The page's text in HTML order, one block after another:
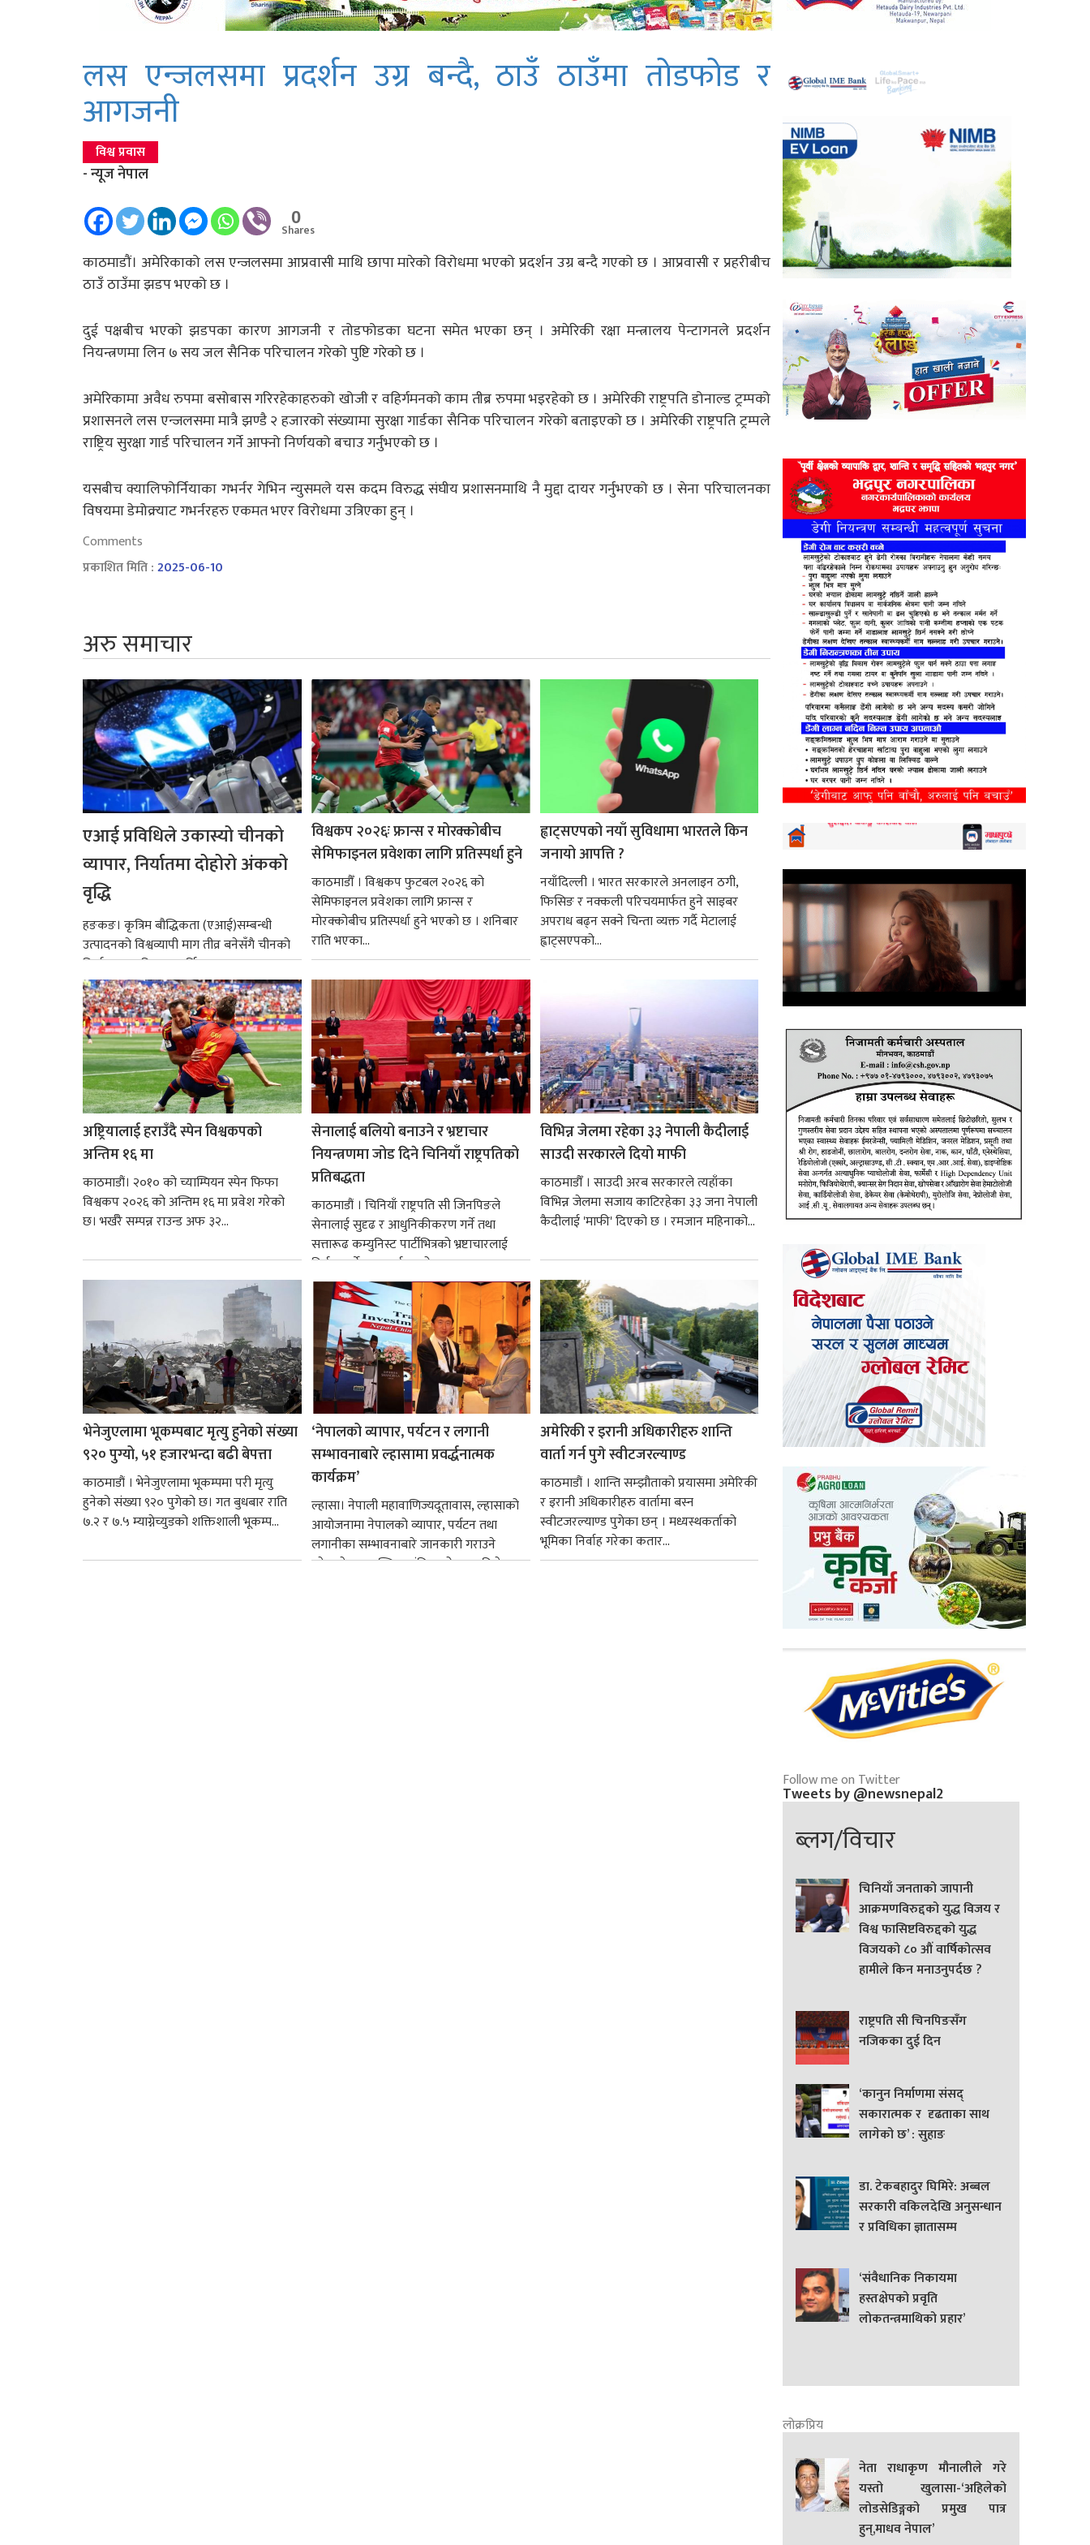
लस एन्जलसमा प्रदर्शन उग्र बन्दै, ठाउँ ठाउँमा तोडफोड र
आगजनी
विश्व प्रवास
- न्यूज नेपाल
0
Shares
काठमाडौं। अमेरिकाको लस एन्जलसमा आप्रवासी माथि छापा मारेको विरोधमा भएको प्रदर्शन उग्र बन्दै गएको छ । आप्रवासी र प्रहरीबीच
ठाउँ ठाउँमा झडप भएको छ ।
दुई पक्षबीच भएको झडपका कारण आगजनी र तोडफोडका घटना समेत भएका छन् । अमेरिकी रक्षा मन्त्रालय पेन्टागनले प्रदर्शन
नियन्त्रणमा लिन ७ सय जल सैनिक परिचालन गरेको पुष्टि गरेको छ ।
अमेरिकामा अवैध रुपमा बसोबास गरिरहेकाहरुको खोजी र वहिर्गमनको काम तीब्र रुपमा भइरहेको छ । अमेरिकी राष्ट्रपति डोनाल्ड ट्रम्पको
प्रशासनले लस एन्जलसमा मात्रै झण्डै २ हजारको संख्यामा सुरक्षा गार्डका सैनिक परिचालन गरेको बताइएको छ । अमेरिकी राष्ट्रपति ट्रम्पले
राष्ट्रिय सुरक्षा गार्ड परिचालन गर्ने आफ्नो निर्णयको बचाउ गर्नुभएको छ ।
यसबीच क्यालिफोर्नियाका गभर्नर गेभिन न्युसमले यस कदम विरुद्ध संघीय प्रशासनमाथि नै मुद्दा दायर गर्नुभएको छ । सेना परिचालनका
विषयमा डेमोक्र्याट गभर्नरहरु एकमत भएर विरोधमा उत्रिएका हुन् ।
Comments
प्रकाशित मिति :2025-06-10
अरु समाचार
एआई प्रविधिले उकास्यो चीनको
व्यापार, निर्यातमा दोहोरो अंकको
वृद्धि
हङकङ। कृत्रिम बौद्धिकता (एआई)सम्बन्धी
उत्पादनको विश्वव्यापी माग तीव्र बनेसँगै चीनको
निर्यात जुन महिनामा वार्षिक आधारमा २७
प्रतिशतले वृद्धि भएको छ...
विश्वकप २०२६ः फ्रान्स र मोरक्कोबीच
सेमिफाइनल प्रवेशका लागि प्रतिस्पर्धा हुने
काठमाडौँ । विश्वकप फुटबल २०२६ को
सेमिफाइनल प्रवेशका लागि फ्रान्स र
मोरक्कोबीच प्रतिस्पर्धा हुने भएको छ । शनिबार
राति भएका...
ह्वाट्सएपको नयाँ सुविधामा भारतले किन
जनायो आपत्ति ?
नयाँदिल्ली । भारत सरकारले अनलाइन ठगी,
फिसिङ र नक्कली परिचयमार्फत हुने साइबर
अपराध बढ्न सक्ने चिन्ता व्यक्त गर्दै मेटालाई
ह्वाट्सएपको...
अष्ट्रियालाई हराउँदै स्पेन विश्वकपको
अन्तिम १६ मा
काठमाडौं। २०१० को च्याम्पियन स्पेन फिफा
विश्वकप २०२६ को अन्तिम १६ मा प्रवेश गरेको
छ। भर्खरै सम्पन्न राउन्ड अफ ३२...
सेनालाई बलियो बनाउने र भ्रष्टाचार
नियन्त्रणमा जोड दिने चिनियाँ राष्ट्रपतिको
प्रतिबद्धता
काठमाडौं । चिनियाँ राष्ट्रपति सी जिनपिङले
सेनालाई सुदृढ र आधुनिकीकरण गर्ने तथा
सत्तारूढ कम्युनिस्ट पार्टीभित्रको भ्रष्टाचारलाई
निर्मूल पार्ने वाचा गर्नुभएको...
विभिन्न जेलमा रहेका ३३ नेपाली कैदीलाई
साउदी सरकारले दियो माफी
काठमाडौँ । साउदी अरब सरकारले त्यहाँका
विभिन्न जेलमा सजाय काटिरहेका ३३ जना नेपाली
कैदीलाई 'माफी' दिएको छ । रमजान महिनाको...
भेनेजुएलामा भूकम्पबाट मृत्यु हुनेको संख्या
९२० पुग्यो, ५१ हजारभन्दा बढी बेपत्ता
काठमाडौं । भेनेजुएलामा भूकम्पमा परी मृत्यु
हुनेको संख्या ९२० पुगेको छ। गत बुधबार राति
७.२ र ७.५ म्याग्नेच्युडको शक्तिशाली भूकम्प...
‘नेपालको व्यापार, पर्यटन र लगानी
सम्भावनाबारे ल्हासामा प्रवर्द्धनात्मक
कार्यक्रम’
ल्हासा। नेपाली महावाणिज्यदूतावास, ल्हासाको
आयोजनामा नेपालको व्यापार, पर्यटन तथा
लगानीका सम्भावनाबारे जानकारी गराउने
उद्देश्यले ल्हासास्थित सांग्रिला होटलमा विशेष
अमेरिकी र इरानी अधिकारीहरु शान्ति
वार्ता गर्न पुगे स्वीटजरल्याण्ड
काठमाडौं । शान्ति सम्झौताको प्रयासमा अमेरिकी
र इरानी अधिकारीहरु वार्तामा बस्न
स्वीटजरल्याण्ड पुगेका छन् । मध्यस्थकर्ताको
भूमिका निर्वाह गरेका कतार...
Follow me on Twitter
Tweets by @newsnepal2
ब्लग/विचार
चिनियाँ जनताको जापानी
आक्रमणविरुद्दको युद्ध विजय र
विश्व फासिष्टविरुद्दको युद्ध
विजयको ८० औं वार्षिकोत्सव
हामीले किन मनाउनुपर्दछ ?
राष्ट्रपति सी चिनपिङसँग
नजिकका दुई दिन
‘कानुन निर्माणमा संसद्
सकारात्मक र दृढताका साथ
लागेको छ’ : सुहाङ
डा. टेकबहादुर घिमिरे: अब्बल
सरकारी वकिलदेखि अनुसन्धान
र प्रविधिका ज्ञातासम्म
‘संवैधानिक निकायमा
हस्तक्षेपको प्रवृति
लोकतन्त्रमाथिको प्रहार’
लोक्रप्रिय
नेता राधाकृण मौनालीले गरे
यस्तो खुलासा-‘अहिलेको
लोडसेडिङ्गको प्रमुख पात्र
हुन्,माधव नेपाल’